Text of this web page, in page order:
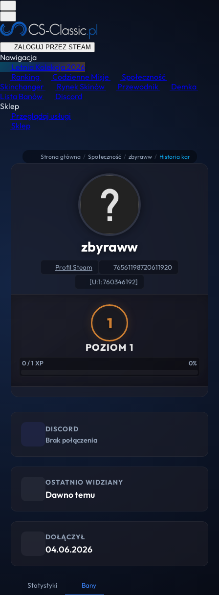
ZALOGUJ PRZEZ STEAM
Nawigacja
Letnia Kolekcja2026
Ranking
Codzienne Misje
Społeczność
Skinchanger
Rynek Skinów Przewodnik
Demka
Lista Banów
Discord
Sklep
Przeglądaj usługi
Sklep
Strona główna / Społeczność / zbyraww / Historia kar
zbyraww
Profil Steam
76561198720611920
[U:1:760346192]
1
POZIOM 1
0 / 1 XP 0%
DISCORD
Brak połączenia
OSTATNIO WIDZIANY
Dawno temu
DOŁĄCZYŁ
04.06.2026
Statystyki Bany